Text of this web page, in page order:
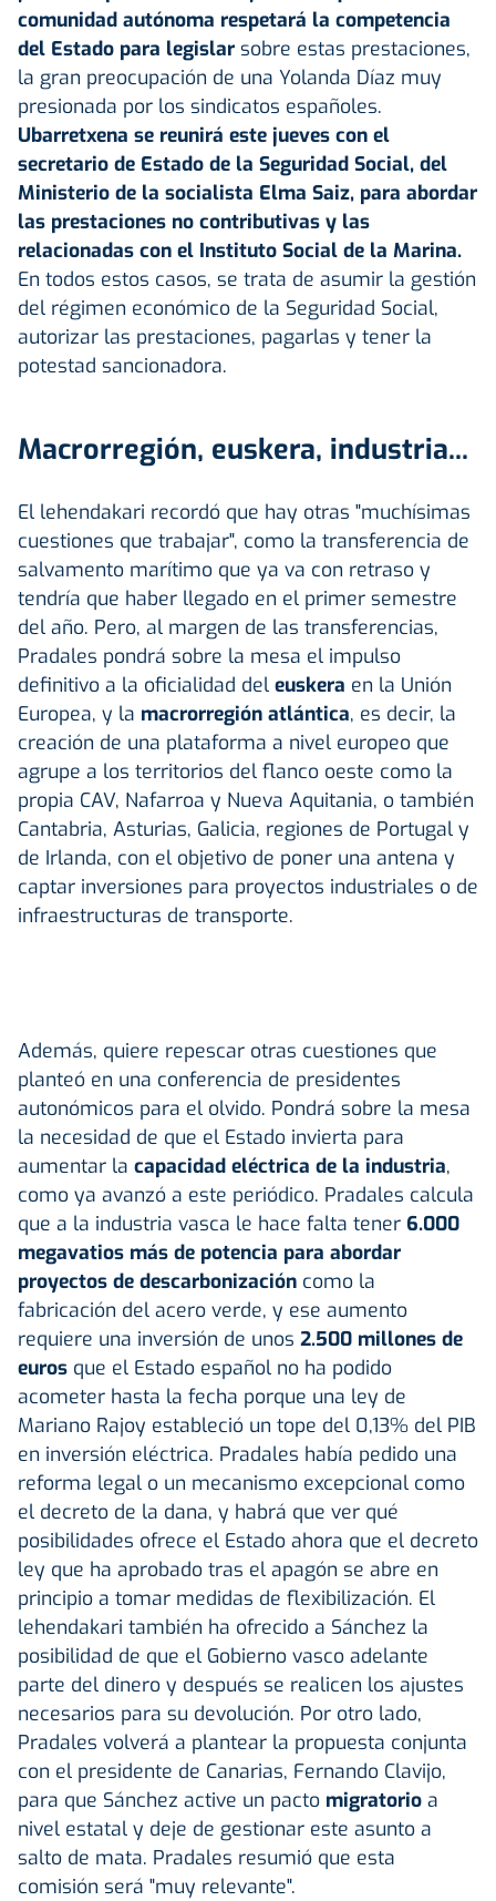
comunidad autónoma respetará la competencia
del Estado para legislar sobre estas prestaciones,
la gran preocupación de una Yolanda Díaz muy
presionada por los sindicatos españoles.
Ubarretxena se reunirá este jueves con el
secretario de Estado de la Seguridad Social, del
Ministerio de la socialista Elma Saiz, para abordar
las prestaciones no contributivas y las
relacionadas con el Instituto Social de la Marina.
En todos estos casos, se trata de asumir la gestión
del régimen económico de la Seguridad Social,
autorizar las prestaciones, pagarlas y tener la
potestad sancionadora.
Macrorregión, euskera, industria...
El lehendakari recordó que hay otras "muchísimas
cuestiones que trabajar", como la transferencia de
salvamento marítimo que ya va con retraso y
tendría que haber llegado en el primer semestre
del año. Pero, al margen de las transferencias,
Pradales pondrá sobre la mesa el impulso
definitivo a la oficialidad del euskera en la Unión
Europea, y la macrorregión atlántica, es decir, la
creación de una plataforma a nivel europeo que
agrupe a los territorios del flanco oeste como la
propia CAV, Nafarroa y Nueva Aquitania, o también
Cantabria, Asturias, Galicia, regiones de Portugal y
de Irlanda, con el objetivo de poner una antena y
captar inversiones para proyectos industriales o de
infraestructuras de transporte.
Además, quiere repescar otras cuestiones que
planteó en una conferencia de presidentes
autonómicos para el olvido. Pondrá sobre la mesa
la necesidad de que el Estado invierta para
aumentar la capacidad eléctrica de la industria,
como ya avanzó a este periódico. Pradales calcula
que a la industria vasca le hace falta tener 6.000
megavatios más de potencia para abordar
proyectos de descarbonización como la
fabricación del acero verde, y ese aumento
requiere una inversión de unos 2.500 millones de
euros que el Estado español no ha podido
acometer hasta la fecha porque una ley de
Mariano Rajoy estableció un tope del 0,13% del PIB
en inversión eléctrica. Pradales había pedido una
reforma legal o un mecanismo excepcional como
el decreto de la dana, y habrá que ver qué
posibilidades ofrece el Estado ahora que el decreto
ley que ha aprobado tras el apagón se abre en
principio a tomar medidas de flexibilización. El
lehendakari también ha ofrecido a Sánchez la
posibilidad de que el Gobierno vasco adelante
parte del dinero y después se realicen los ajustes
necesarios para su devolución. Por otro lado,
Pradales volverá a plantear la propuesta conjunta
con el presidente de Canarias, Fernando Clavijo,
para que Sánchez active un pacto migratorio a
nivel estatal y deje de gestionar este asunto a
salto de mata. Pradales resumió que esta
comisión será "muy relevante".